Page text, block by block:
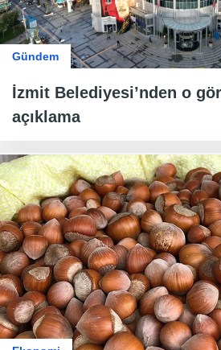
Gündem
İzmit Belediyesi’nden o
açıklama